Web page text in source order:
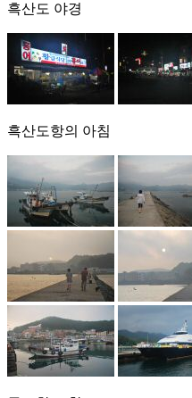
흑산도 야경
흑산도항의 아침